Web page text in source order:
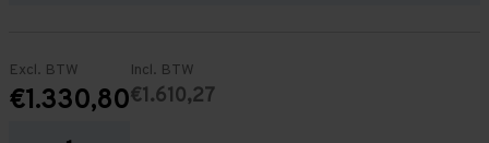
Excl. BTW
€1.330,80
Incl. BTW
€1.610,27